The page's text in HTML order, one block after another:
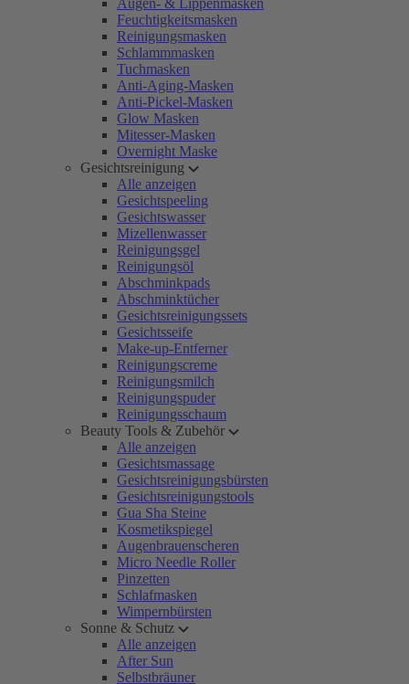
Augen- & Lippenmasken
Feuchtigkeitsmasken
Reinigungsmasken
Schlammmasken
Tuchmasken
Anti-Aging-Masken
Anti-Pickel-Masken
Glow Masken
Mitesser-Masken
Overnight Maske
Gesichtsreinigung
Alle anzeigen
Gesichtspeeling
Gesichtswasser
Mizellenwasser
Reinigungsgel
Reinigungsöl
Abschminkpads
Abschminktücher
Gesichtsreinigungssets
Gesichtsseife
Make-up-Entferner
Reinigungscreme
Reinigungsmilch
Reinigungspuder
Reinigungsschaum
Beauty Tools & Zubehör
Alle anzeigen
Gesichtsmassage
Gesichtsreinigungsbürsten
Gesichtsreinigungstools
Gua Sha Steine
Kosmetikspiegel
Augenbrauenscheren
Micro Needle Roller
Pinzetten
Schlafmasken
Wimpernbürsten
Sonne & Schutz
Alle anzeigen
After Sun
Selbstbräuner